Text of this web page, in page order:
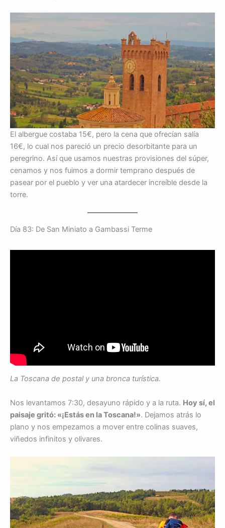
El albergue costaba 15€, pero la cena que ofrecían salía
16€, lo cual nos pareció un precio desorbitante para un
peregrino. Así que usamos nuestras provisiones del súper,
cenamos y nos fuimos a dormir temprano después de
pasear por el pueblo y ver una atardecer increíble desde la
torre.
Día 83: De San Miniato a Gambassi Terme
La Toscana de postal y una bronca turística.
Nos levantamos 7:30, desayuno rápido y a la ruta. Hoy sí, el
paisaje gritó: «¡Estás en la Toscana!». Dejamos atrás lo
plano y nos empezamos a mover entre colinas suaves,
viñedos infinitos y olivares.